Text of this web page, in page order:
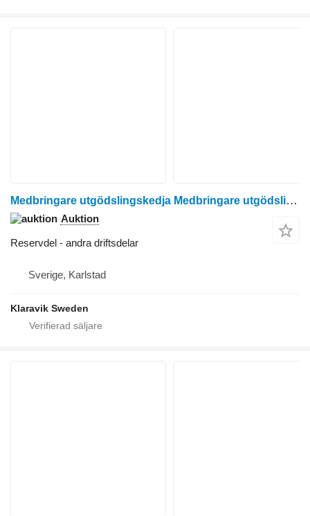
Medbringare utgödslingskedja Medbringare utgödslingskedja 24st till utrustning för boskap
Auktion
Reservdel - andra driftsdelar
Sverige, Karlstad
Klaravik Sweden